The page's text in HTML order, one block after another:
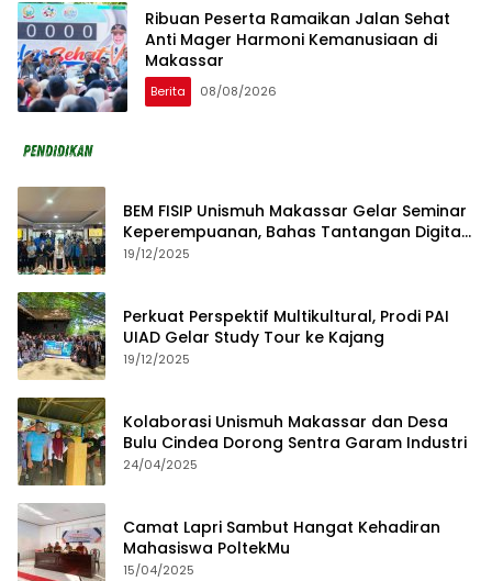
Ribuan Peserta Ramaikan Jalan Sehat
Anti Mager Harmoni Kemanusiaan di
Makassar
Berita 08/08/2026
BEM FISIP Unismuh Makassar Gelar Seminar
Keperempuanan, Bahas Tantangan Digital
dan Budaya Lokal
19/12/2025
Perkuat Perspektif Multikultural, Prodi PAI
UIAD Gelar Study Tour ke Kajang
19/12/2025
Kolaborasi Unismuh Makassar dan Desa
Bulu Cindea Dorong Sentra Garam Industri
24/04/2025
Camat Lapri Sambut Hangat Kehadiran
Mahasiswa PoltekMu
15/04/2025